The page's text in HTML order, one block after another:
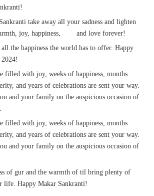
take away all your sadness and lighten
joy, happiness, and love forever!
the happiness the world has to offer. Happy
filled with joy, weeks of happiness, months
and years of celebrations are sent your way.
and your family on the auspicious occasion of
filled with joy, weeks of happiness, months
and years of celebrations are sent your way.
and your family on the auspicious occasion of
of gur and the warmth of til bring plenty of
life. Happy Makar Sankranti!